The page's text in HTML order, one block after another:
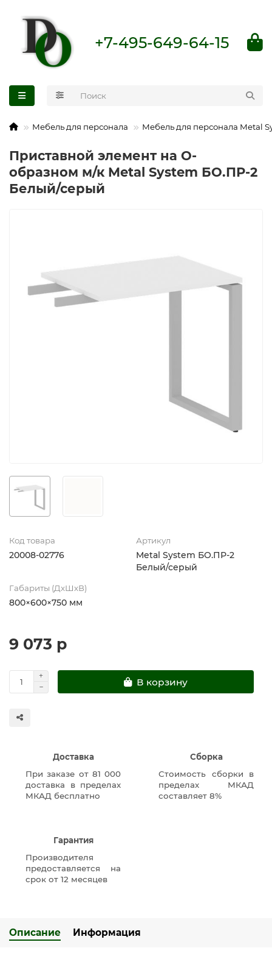
+7-495-649-64-15
Мебель для персонала Мебель для персонала Metal
Приставной элемент на О-
образном м/к Metal System БО.ПР-2
Белый/серый
Код товара
20008-02776
Артикул
Metal System БО.ПР-2
Белый/серый
Габариты (ДхШхВ)
800×600×750 мм
9 073 р
В корзину
Доставка
При заказе от 81 000
доставка в пределах
МКАД бесплатно
Сборка
Стоимость сборки в
пределах МКАД
составляет 8%
Гарантия
Производителя
предоставляется на
срок от 12 месяцев
Описание Информация